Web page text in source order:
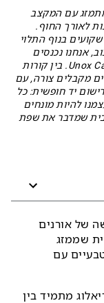
עם המקצב
לאורך החוף.
בנוף התלוי
אנחנו נכנסים
למטבח המינימליסטי של אחד החלוצים של Unox Casa. בין קורות
מקבלים צורה, עם
יד חופשית: כל
להיות מונחים
בית שמדבר את שפת
של אורנים
שממזג
עם
מתמיד בין